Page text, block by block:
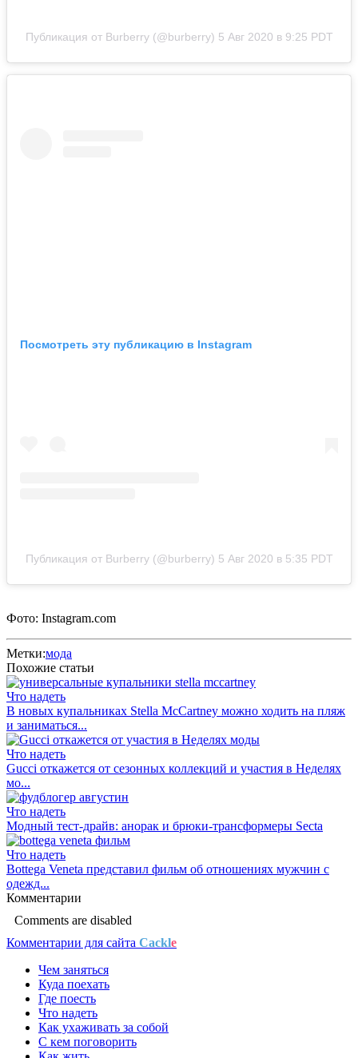
Публикация от Burberry (@burberry) 5 Авг 2020 в 9:25 PDT
Посмотреть эту публикацию в Instagram
Публикация от Burberry (@burberry) 5 Авг 2020 в 5:35 PDT
Фото: Instagram.com
Метки:мода
Похожие статьи
Что надеть
В новых купальниках Stella McCartney можно ходить на пляж
и заниматься...
Что надеть
Gucci откажется от сезонных коллекций и участия в Неделях
мо...
Что надеть
Модный тест-драйв: анорак и брюки-трансформеры Secta
Что надеть
Bottega Veneta представил фильм об отношениях мужчин с
одежд...
Комментарии
Comments are disabled
Комментарии для сайта Cackle
Чем заняться
Куда поехать
Где поесть
Что надеть
Как ухаживать за собой
С кем поговорить